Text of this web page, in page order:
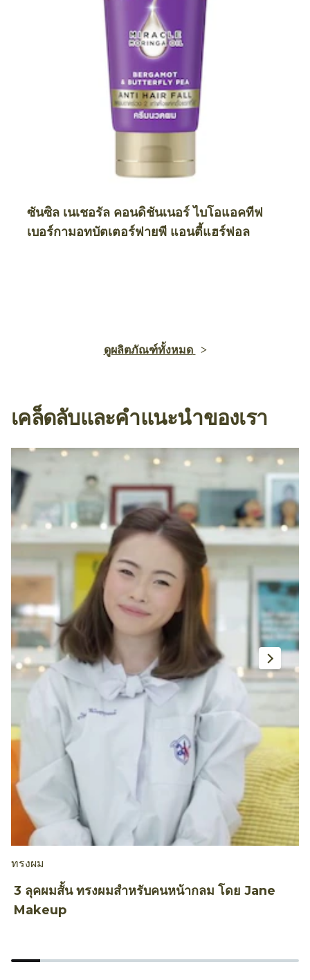
ซันซิล เนเชอรัล คอนดิชันเนอร์ ไบโอแอคทีฟ
เบอร์กามอทบัตเตอร์ฟายพี แอนตี้แฮร์ฟอล
ดูผลิตภัณฑ์ทั้งหมด
เคล็ดลับและคำแนะนำของเรา
ทรงผม
3 ลุคผมสั้น ทรงผมสำหรับคนหน้ากลม โดย Jane
Makeup